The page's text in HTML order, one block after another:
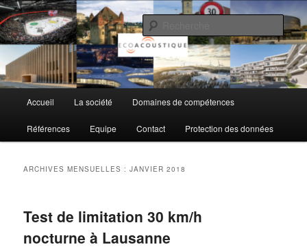
Aller
au
contenu
principal
Aller
au
contenu
secondaireEcoAcoustique SA
principal
Accueil La société Domaines de compétences
Références Equipe Contact Protection des données
ARCHIVES MENSUELLES :JANVIER 2018
Test de limitation 30 km/h
nocturne à Lausanne